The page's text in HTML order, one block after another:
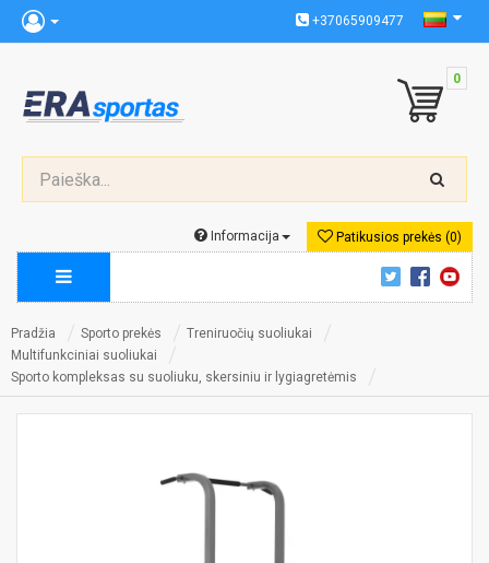
+37065909477
0
Patikusios prekės (0)
Informacija
Pradžia Sporto prekės
Treniruočių suoliukai
Multifunkciniai suoliukai
Sporto kompleksas su suoliuku, skersiniu ir lygiagretėmis